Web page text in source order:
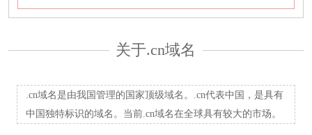
关于.cn域名
.cn域名是由我国管理的国家顶级域名。.cn代表中国，是具有
中国独特标识的域名。当前.cn域名在全球具有较大的市场。